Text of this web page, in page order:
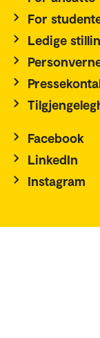
For
Ledige
Facebook
LinkedIn
Instagram